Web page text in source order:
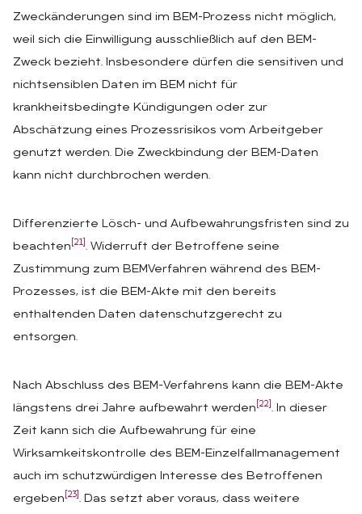
Zweckänderungen sind im BEM-Prozess nicht möglich,
weil sich die Einwilligung ausschließlich auf den BEM-
Zweck bezieht. Insbesondere dürfen die sensitiven und
nichtsensiblen Daten im BEM nicht für
krankheitsbedingte Kündigungen oder zur
Abschätzung eines Prozessrisikos vom Arbeitgeber
genutzt werden. Die Zweckbindung der BEM-Daten
kann nicht durchbrochen werden.
Differenzierte Lösch- und Aufbewahrungsfristen sind zu
beachten [21] . Widerruft der Betroffene seine
Zustimmung zum BEMVerfahren während des BEM-
Prozesses, ist die BEM-Akte mit den bereits
enthaltenden Daten datenschutzgerecht zu
entsorgen.
Nach Abschluss des BEM-Verfahrens kann die BEM-Akte
längstens drei Jahre aufbewahrt werden [22] . In dieser
Zeit kann sich die Aufbewahrung für eine
Wirksamkeitskontrolle des BEM-Einzelfallmanagement
auch im schutzwürdigen Interesse des Betroffenen
ergeben [23] . Das setzt aber voraus, dass weitere